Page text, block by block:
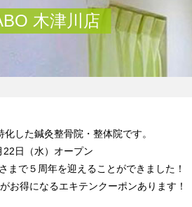
木津川店
した鍼灸整骨院・整体院です。
22日（水）オープン
まで５周年を迎えることができました！
お得になるエキテンクーポンあります！